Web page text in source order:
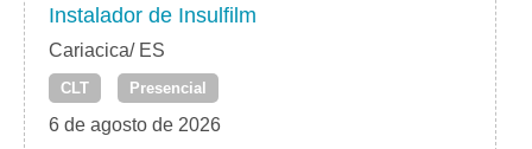
Instalador de Insulfilm
Cariacica/ ES
CLT Presencial
6 de agosto de 2026